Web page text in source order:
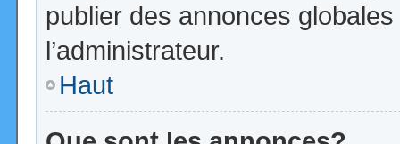
publier des annonces
l’administrateur.
Haut